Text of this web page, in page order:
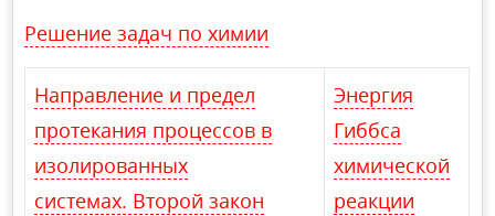
Решение задач по химии
Направление и предел
протекания процессов в
изолированных
системах. Второй закон
Энергия
Гиббса
химической
реакции